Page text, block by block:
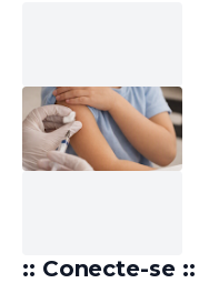
:: Conecte-se ::